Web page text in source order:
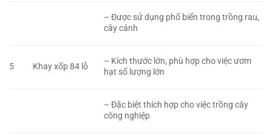
– Được sử dụng phổ biến trong trồng rau,
cây cảnh
5 Khay xốp 84 lỗ
– Kích thước lớn, phù hợp cho việc ươm
hạt số lượng lớn
– Đặc biệt thích hợp cho việc trồng cây
công nghiệp